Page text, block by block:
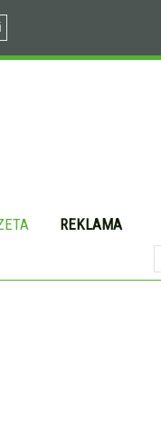
REKLAMA